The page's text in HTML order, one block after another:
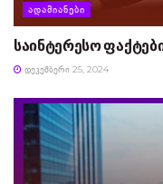
ᲐᲓᲐᲛᲘᲐᲜᲔᲑᲘ
საინტერესო
ᲓᲔᲙᲔᲛᲑᲔᲠᲘ 25, 2024